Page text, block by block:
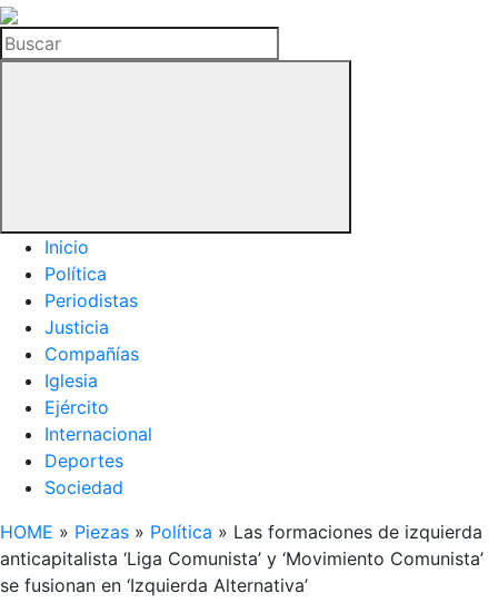
La
Hemeroteca
del
Buscar
Inicio
Política
Periodistas
Justicia
Compañías
Iglesia
Ejército
Internacional
Deportes
Sociedad
HOME » Piezas » Política » Las formaciones de izquierda
anticapitalista ‘Liga Comunista’ y ‘Movimiento Comunista’
se fusionan en ‘Izquierda Alternativa’